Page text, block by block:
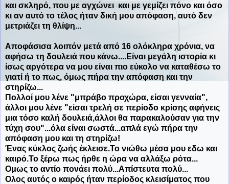
και σκληρό, που με αγχώνει και με γεμίζει πόνο και όσο
κι αν αυτό το τέλος ήταν δική μου απόφαση, αυτό δεν
μετριάζει τη θλίψη...
Αποφάσισα λοιπόν μετά από 16 ολόκληρα χρόνια, να
αφήσω τη δουλειά που κάνω....Είναι μεγάλη ιστορία κι
ίσως αργότερα να μου είναι πιο εύκολο να καταθέσω το
γιατί ή το πως, όμως πήρα την απόφαση και την
στηρίζω...
Πολλοί μου λένε "μπράβο προχώρα, είσαι γενναία",
άλλοι μου λένε "είσαι τρελή σε περίοδο κρίσης αφήνεις
μια τόσο καλή δουλειά,άλλοι θα παρακαλούσαν για την
τύχη σου"...όλα είναι σωστά...απλά εγώ πήρα την
απόφαση μου και τη στηρίζω!
Ένας κύκλος ζωής έκλεισε.Το νιώθω μέσα μου εδω και
καιρό.Το ξέρω πως ήρθε η ώρα να αλλάξω ρότα...
Ομως το αντίο πονάει πολύ...Απίστευτα πολύ...
Ολος αυτός ο καιρός ήταν περίοδος κλεισίματος που